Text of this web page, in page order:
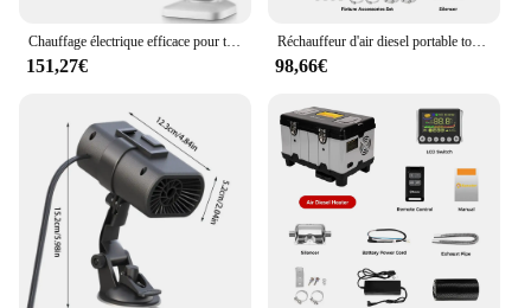
Chauffage électrique efficace pour toute la maison, mode tourisme, chauffage de grande surface, caractéristiques d'économie d'énergie, 220V
151,27€
Réchauffeur d'air diesel portable tout-en-un avec moniteur LCD, 8KW, 12V, 24V, stationnement de voiture, camping-car, tente, camions
98,66€